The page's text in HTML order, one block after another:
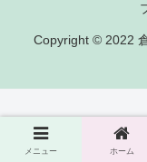
Copyright © 2022
メニュー ホーム